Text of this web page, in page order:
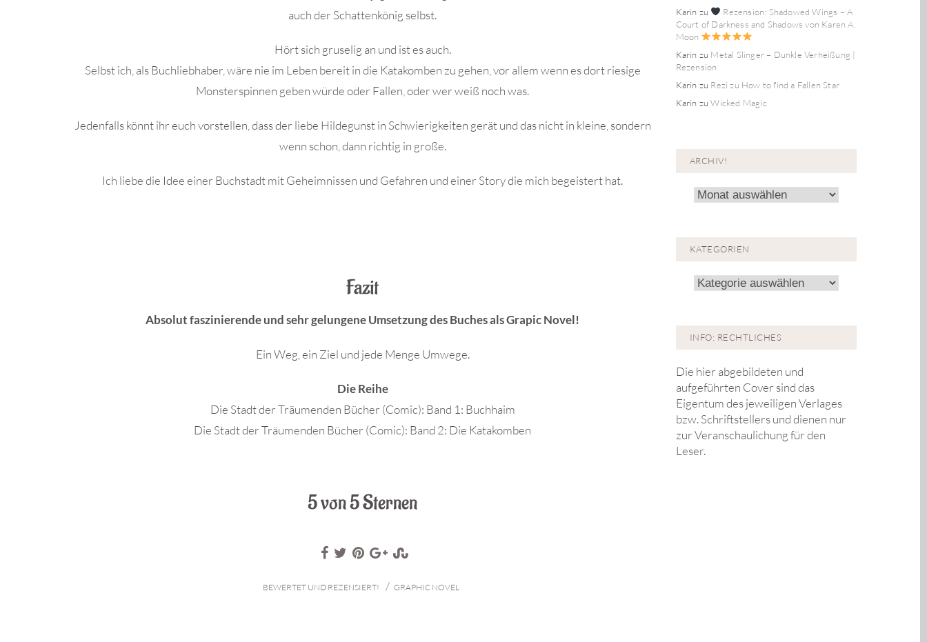
auch der Schattenkönig selbst.
Hört sich gruselig an und ist es auch.
Selbst ich, als Buchliebhaber, wäre nie im Leben bereit in die Katakomben zu gehen, vor allem wenn es dort riesige
Monsterspinnen geben würde oder Fallen, oder wer weiß noch was.
Jedenfalls könnt ihr euch vorstellen, dass der liebe Hildegunst in Schwierigkeiten gerät und das nicht in kleine, sondern
wenn schon, dann richtig in große.
Ich liebe die Idee einer Buchstadt mit Geheimnissen und Gefahren und einer Story die mich begeistert hat.
Fazit
Absolut faszinierende und sehr gelungene Umsetzung des Buches als Grapic Novel!
Ein Weg, ein Ziel und jede Menge Umwege.
Die Reihe
Die Stadt der Träumenden Bücher (Comic): Band 1: Buchhaim
Die Stadt der Träumenden Bücher (Comic): Band 2: Die Katakomben
5 von 5 Sternen
BEWERTET UND REZENSIERT! / GRAPHIC NOVEL
Karin zu
Rezension: Shadowed Wings – A
Court of Darkness and Shadows von Karen A.
Moon
Karin zu Metal Slinger – Dunkle Verheißung |
Rezension
Karin zu Rezi zu How to find a Fallen Star
Karin zuWicked Magic
ARCHIV!
Archiv!
KATEGORIEN
Kategorien
INFO: RECHTLICHES
Die hier abgebildeten und
aufgeführten Cover sind das
Eigentum des jeweiligen Verlages
bzw. Schriftstellers und dienen nur
zur Veranschaulichung für den
Leser.